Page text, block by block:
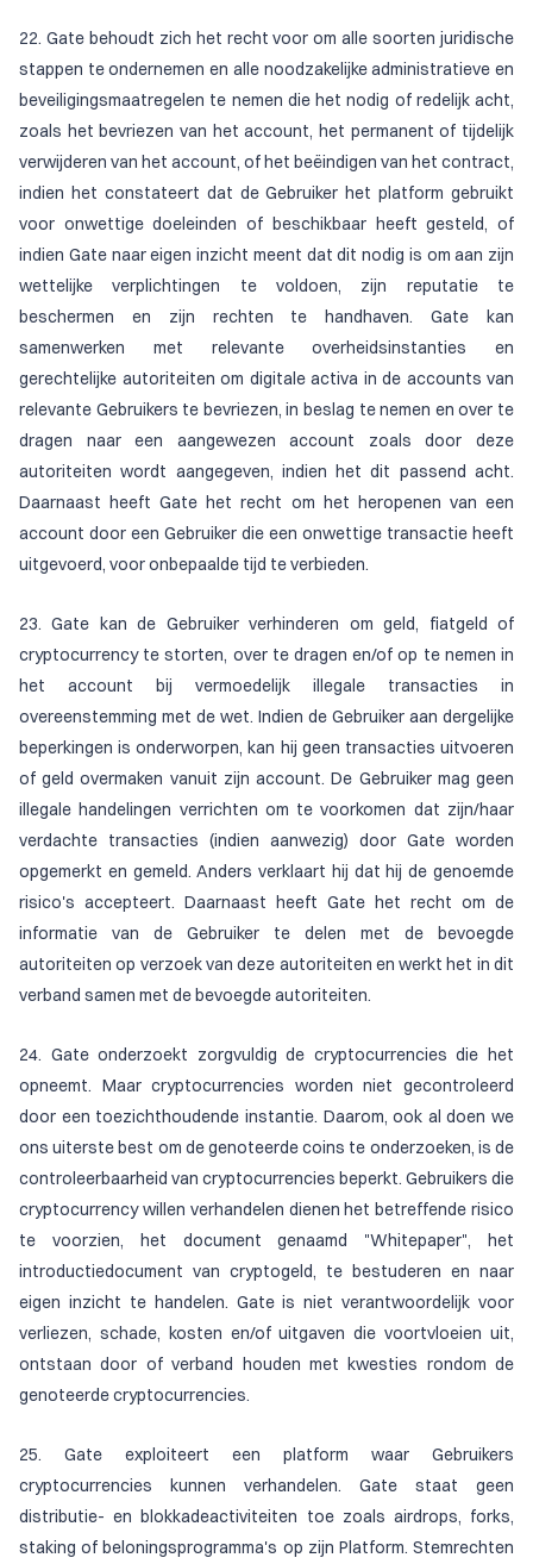
22. Gate behoudt zich het recht voor om alle soorten juridische
stappen te ondernemen en alle noodzakelijke administratieve en
beveiligingsmaatregelen te nemen die het nodig of redelijk acht,
zoals het bevriezen van het account, het permanent of tijdelijk
verwijderen van het account, of het beëindigen van het contract,
indien het constateert dat de Gebruiker het platform gebruikt
voor onwettige doeleinden of beschikbaar heeft gesteld, of
indien Gate naar eigen inzicht meent dat dit nodig is om aan zijn
wettelijke verplichtingen te voldoen, zijn reputatie te
beschermen en zijn rechten te handhaven. Gate kan
samenwerken met relevante overheidsinstanties en
gerechtelijke autoriteiten om digitale activa in de accounts van
relevante Gebruikers te bevriezen, in beslag te nemen en over te
dragen naar een aangewezen account zoals door deze
autoriteiten wordt aangegeven, indien het dit passend acht.
Daarnaast heeft Gate het recht om het heropenen van een
account door een Gebruiker die een onwettige transactie heeft
uitgevoerd, voor onbepaalde tijd te verbieden.
23. Gate kan de Gebruiker verhinderen om geld, fiatgeld of
cryptocurrency te storten, over te dragen en/of op te nemen in
het account bij vermoedelijk illegale transacties in
overeenstemming met de wet. Indien de Gebruiker aan dergelijke
beperkingen is onderworpen, kan hij geen transacties uitvoeren
of geld overmaken vanuit zijn account. De Gebruiker mag geen
illegale handelingen verrichten om te voorkomen dat zijn/haar
verdachte transacties (indien aanwezig) door Gate worden
opgemerkt en gemeld. Anders verklaart hij dat hij de genoemde
risico's accepteert. Daarnaast heeft Gate het recht om de
informatie van de Gebruiker te delen met de bevoegde
autoriteiten op verzoek van deze autoriteiten en werkt het in dit
verband samen met de bevoegde autoriteiten.
24. Gate onderzoekt zorgvuldig de cryptocurrencies die het
opneemt. Maar cryptocurrencies worden niet gecontroleerd
door een toezichthoudende instantie. Daarom, ook al doen we
ons uiterste best om de genoteerde coins te onderzoeken, is de
controleerbaarheid van cryptocurrencies beperkt. Gebruikers die
cryptocurrency willen verhandelen dienen het betreffende risico
te voorzien, het document genaamd "Whitepaper", het
introductiedocument van cryptogeld, te bestuderen en naar
eigen inzicht te handelen. Gate is niet verantwoordelijk voor
verliezen, schade, kosten en/of uitgaven die voortvloeien uit,
ontstaan door of verband houden met kwesties rondom de
genoteerde cryptocurrencies.
25. Gate exploiteert een platform waar Gebruikers
cryptocurrencies kunnen verhandelen. Gate staat geen
distributie- en blokkadeactiviteiten toe zoals airdrops, forks,
staking of beloningsprogramma's op zijn Platform. Stemrechten